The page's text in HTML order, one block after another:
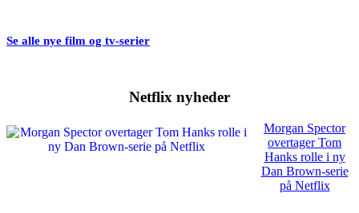
Se alle nye film og tv-serier
Netflix nyheder
Morgan Spector
overtager Tom
Hanks rolle i ny
Dan Brown-serie
på Netflix